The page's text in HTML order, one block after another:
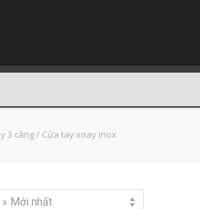
3 càng/ Cửa tay xoay inox
» Mới nhất